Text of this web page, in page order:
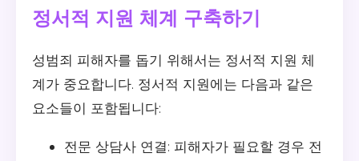
정서적 지원 체계 구축하기
성범죄 피해자를 돕기 위해서는 정서적 지원 체
계가 중요합니다. 정서적 지원에는 다음과 같은
요소들이 포함됩니다:
전문 상담사 연결: 피해자가 필요할 경우 전